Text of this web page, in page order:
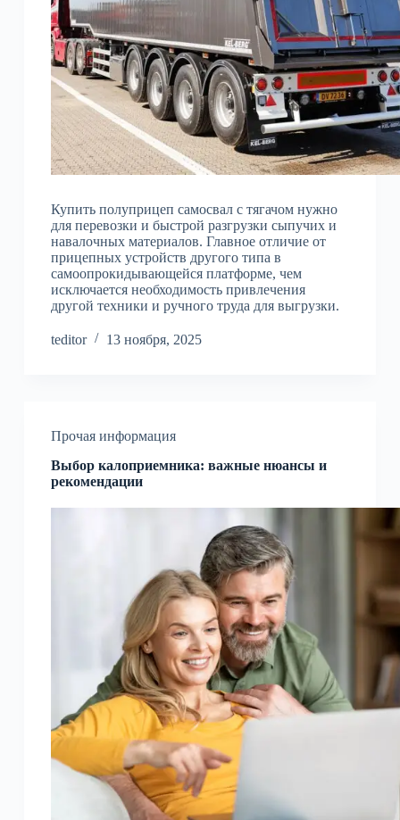
Купить полуприцеп самосвал с тягачом нужно
для перевозки и быстрой разгрузки сыпучих и
навалочных материалов. Главное отличие от
прицепных устройств другого типа в
самоопрокидывающейся платформе, чем
исключается необходимость привлечения
другой техники и ручного труда для выгрузки.
teditor 13 ноября, 2025
Прочая информация
Выбор калоприемника: важные нюансы и
рекомендации